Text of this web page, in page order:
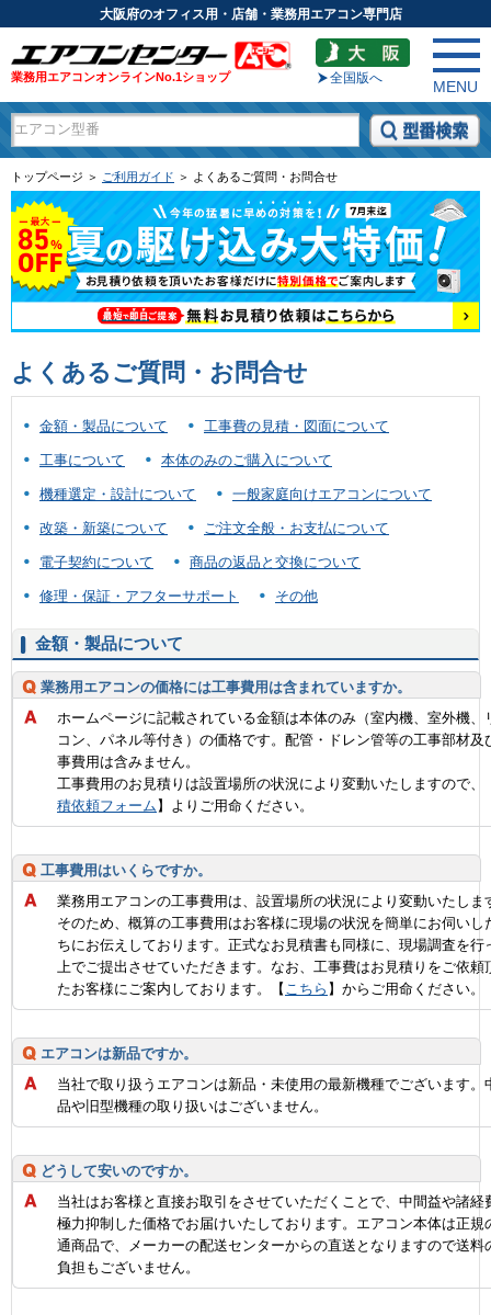
大阪府のオフィス用・店舗・業務用エアコン専門店
業務用エアコンオンラインNo.1ショップ 全国版へ
MENU
トップページ ＞ ご利用ガイド ＞ よくあるご質問・お問合せ
よくあるご質問・お問合せ
金額・製品について 工事費の見積・図面について
工事について 本体のみのご購入について
機種選定・設計について 一般家庭向けエアコンについて
改築・新築について ご注文全般・お支払について
電子契約について 商品の返品と交換について
修理・保証・アフターサポート その他
金額・製品について
業務用エアコンの価格には工事費用は含まれていますか。
ホームページに記載されている金額は本体のみ（室内機、室外機、
コン、パネル等付き）の価格です。配管・ドレン管等の工事部材及
事費用は含みません。
工事費用のお見積りは設置場所の状況により変動いたしますので、
積依頼フォーム】よりご用命ください。
工事費用はいくらですか。
業務用エアコンの工事費用は、設置場所の状況により変動いたしま
そのため、概算の工事費用はお客様に現場の状況を簡単にお伺いし
ちにお伝えしております。正式なお見積書も同様に、現場調査を行
上でご提出させていただきます。なお、工事費はお見積りをご依頼
たお客様にご案内しております。【 こちら 】からご用命ください。
エアコンは新品ですか。
当社で取り扱うエアコンは新品・未使用の最新機種でございます。
品や旧型機種の取り扱いはございません。
どうして安いのですか。
当社はお客様と直接お取引をさせていただくことで、中間益や諸経
極力抑制した価格でお届けいたしております。エアコン本体は正規
通商品で、メーカーの配送センターからの直送となりますので送料
負担もございません。